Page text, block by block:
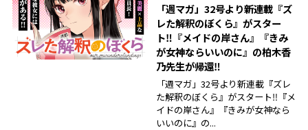
「週マガ」32号より新連載『ズ
レた解釈のぼくら』がスター
ト‼︎『メイドの岸さん』『きみ
が女神ならいいのに』の柏木香
乃先生が帰還‼︎
「週マガ」32号より新連載『ズレ
た解釈のぼくら』がスタート‼︎『メ
イドの岸さん』『きみが女神なら
いいのに』の...